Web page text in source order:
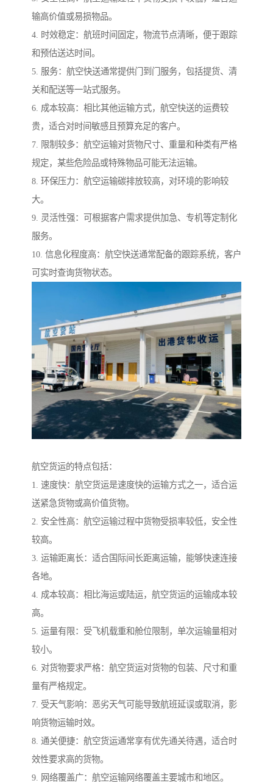
输高价值或易损物品。
4. 时效稳定：航班时间固定，物流节点清晰，便于跟踪
和预估送达时间。
5. 服务：航空快送通常提供门到门服务，包括提货、清
关和配送等一站式服务。
6. 成本较高：相比其他运输方式，航空快送的运费较
贵，适合对时间敏感且预算充足的客户。
7. 限制较多：航空运输对货物尺寸、重量和种类有严格
规定，某些危险品或特殊物品可能无法运输。
8. 环保压力：航空运输碳排放较高，对环境的影响较
大。
9. 灵活性强：可根据客户需求提供加急、专机等定制化
服务。
10. 信息化程度高：航空快送通常配备的跟踪系统，客户
可实时查询货物状态。
航空货运的特点包括：
1. 速度快：航空货运是速度快的运输方式之一，适合运
送紧急货物或高价值货物。
2. 安全性高：航空运输过程中货物受损率较低，安全性
较高。
3. 运输距离长：适合国际间长距离运输，能够快速连接
各地。
4. 成本较高：相比海运或陆运，航空货运的运输成本较
高。
5. 运量有限：受飞机载重和舱位限制，单次运输量相对
较小。
6. 对货物要求严格：航空货运对货物的包装、尺寸和重
量有严格规定。
7. 受天气影响：恶劣天气可能导致航班延误或取消，影
响货物运输时效。
8. 通关便捷：航空货运通常享有优先通关待遇，适合时
效性要求高的货物。
9. 网络覆盖广：航空运输网络覆盖主要城市和地区。